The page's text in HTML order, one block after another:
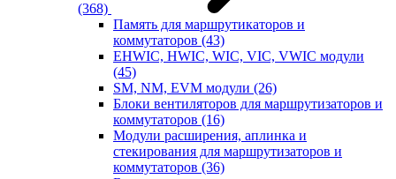
(368)
Память для маршрутикаторов и
коммутаторов (43)
EHWIC, HWIC, WIC, VIC, VWIC модули
(45)
SM, NM, EVM модули (26)
Блоки вентиляторов для маршрутизаторов и
коммутаторов (16)
Модули расширения, аплинка и
стекирования для маршрутизаторов и
коммутаторов (36)